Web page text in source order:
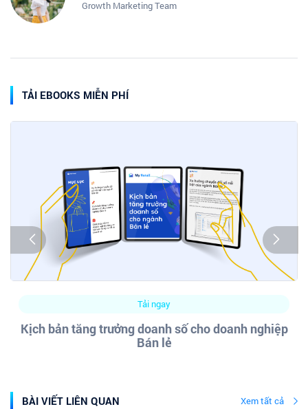
Growth Marketing Team
TẢI EBOOKS MIỄN PHÍ
Tải ngay
Kịch bản tăng trưởng doanh số cho doanh nghiệp
Bán lẻ
BÀI VIẾT LIÊN QUAN Xem tất cả